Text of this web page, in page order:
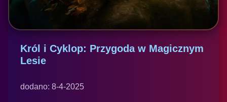
Król i Cyklop: Przygoda w Magicznym
Lesie
dodano: 8-4-2025